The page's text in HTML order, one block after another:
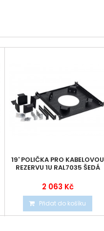
19' POLIČKA PRO KABELOVOU
REZERVU 1U RAL7035 ŠEDÁ
2 063 Kč
Přidat do košíku